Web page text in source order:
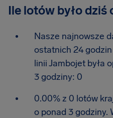
Ile lotów było dziś
Nasze najnowsze
ostatnich 24
linii Jambojet była
3 godziny: 0
0.00% z 0 lotów
o ponad 3 godziny.